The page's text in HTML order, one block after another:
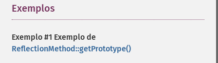
Exemplos
Exemplo #1 Exemplo de
ReflectionMethod::getPrototype()